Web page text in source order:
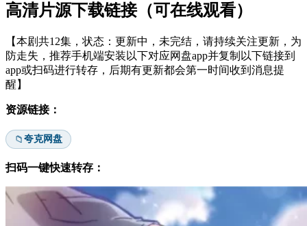
高清片源下载链接（可在线观看）
【本剧共12集，状态：更新中，未完结，请持续关注更新，为
防走失，推荐手机端安装以下对应网盘app并复制以下链接到
app或扫码进行转存，后期有更新都会第一时间收到消息提
醒】
资源链接：
📁夸克网盘
扫码一键快速转存：